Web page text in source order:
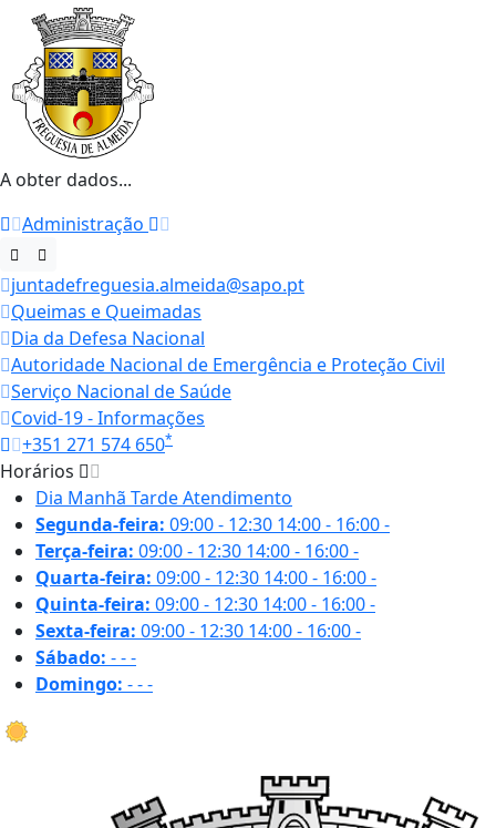
A obter dados...
Administração
juntadefreguesia.almeida@sapo.pt
Queimas e Queimadas
Dia da Defesa Nacional
Autoridade Nacional de Emergência e Proteção Civil
Serviço Nacional de Saúde
Covid-19 - Informações
+351 271 574 650*
Horários
Dia Manhã TardeAtendimento
Segunda-feira: 09:00 - 12:30 14:00 - 16:00-
Terça-feira: 09:00 - 12:30 14:00 - 16:00-
Quarta-feira: 09:00 - 12:30 14:00 - 16:00-
Quinta-feira: 09:00 - 12:30 14:00 - 16:00-
Sexta-feira: 09:00 - 12:30 14:00 - 16:00-
Sábado: ---
Domingo: ---